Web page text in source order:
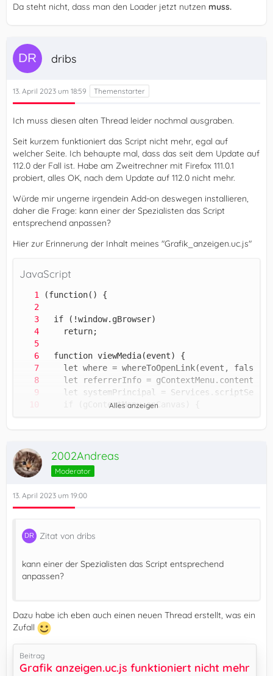
Da steht nicht, dass man den Loader jetzt nutzen muss.
dribs
13. April 2023 um 18:59
Ich muss diesen alten Thread leider nochmal ausgraben.
Seit kurzem funktioniert das Script nicht mehr, egal auf
welcher Seite. Ich behaupte mal, dass das seit dem Update auf
112.0 der Fall ist. Habe am Zweitrechner mit Firefox 111.0.1
probiert, alles OK, nach dem Update auf 112.0 nicht mehr.
Würde mir ungerne irgendein Add-on deswegen installieren,
daher die Frage: kann einer der Spezialisten das Script
entsprechend anpassen?
Hier zur Erinnerung der Inhalt meines "Grafik_anzeigen.uc.js"
JavaScript
Alles anzeigen
2002Andreas
Moderator
13. April 2023 um 19:00
Zitat von dribs
kann einer der Spezialisten das Script entsprechend
anpassen?
Dazu habe ich eben auch einen neuen Thread erstellt, was ein
Zufall
Beitrag
Grafik anzeigen.uc.js funktioniert nicht mehr